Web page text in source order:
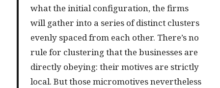
what the ini­tial con­fig­u­ra­tion, the firms
will gath­er into a series of dis­tinct clus­ters
even­ly spaced from each oth­er. There’s no
rule for clus­ter­ing that the busi­ness­es are
direct­ly obey­ing: their motives are strict­ly
local. But those micro­mo­tives nev­er­the­less